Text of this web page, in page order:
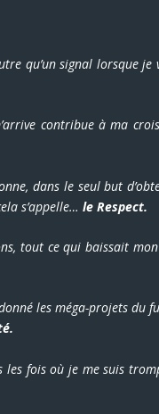
qu’un signal lorsque je
contribue à ma
dans le seul but
s’appelle… le Respect.
tout ce qui baissait
les méga-projets du
fois où je me suis